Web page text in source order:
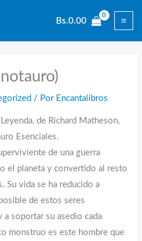
Bs.0.00
/ Por Encantalibros
de Richard Matheson,
Esenciales.
de una guerra
el planeta y convertido al resto
Su vida se ha reducido a
de estos seres
a soportar su asedio cada
monstruo es este hombre que